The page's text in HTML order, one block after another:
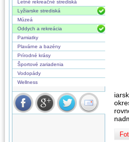
Letné rekreačné strediská
Lyžiarske strediská
Múzeá
Oddych a rekreácia
Pamiatky
Plavárne a bazény
Prírodné krásy
Športové zariadenia
Vodopády
Wellness